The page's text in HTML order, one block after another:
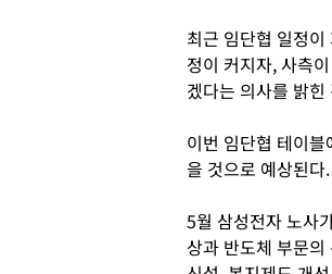
최근 임단협 일정
정이 커지자, 사측
겠다는 의사를 밝힌
이번 임단협 테이
을 것으로 예상된다.
5월 삼성전자 노사
상과 반도체 부문